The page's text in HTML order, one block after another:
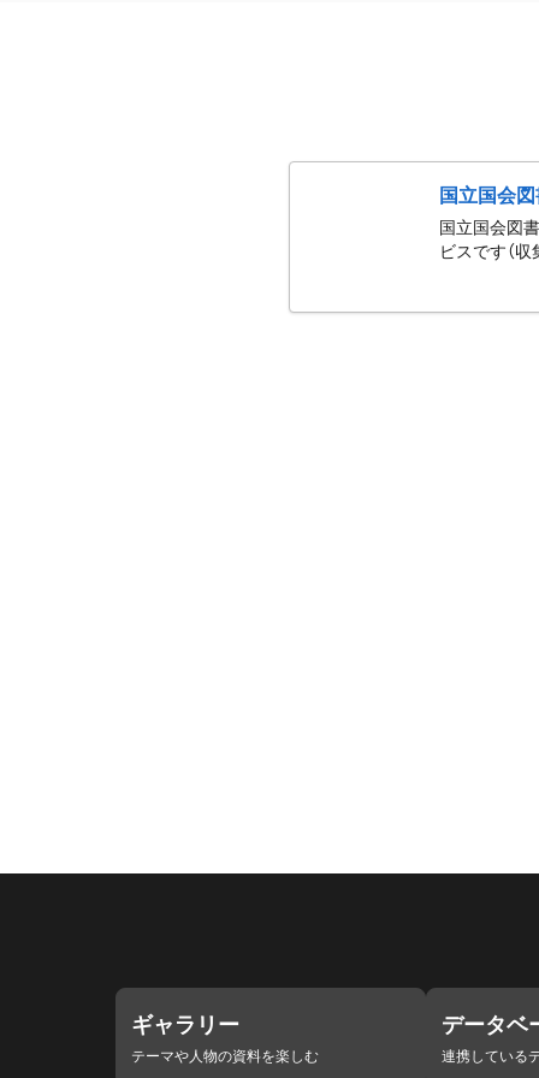
国立国会
国立国会図
ビスです（
ギャラリー
テーマや人物の資料を楽しむ
データベ
連携している